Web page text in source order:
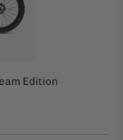
Edition